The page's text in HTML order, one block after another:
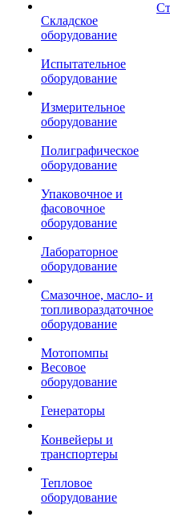
Складское
оборудование
Испытательное
оборудование
Измерительное
оборудование
Полиграфическое
оборудование
Упаковочное и
фасовочное
оборудование
Лабораторное
оборудование
Смазочное, масло- и
топливораздаточное
оборудование
Мотопомпы
Весовое
оборудование
Генераторы
Конвейеры и
транспортеры
Тепловое
оборудование